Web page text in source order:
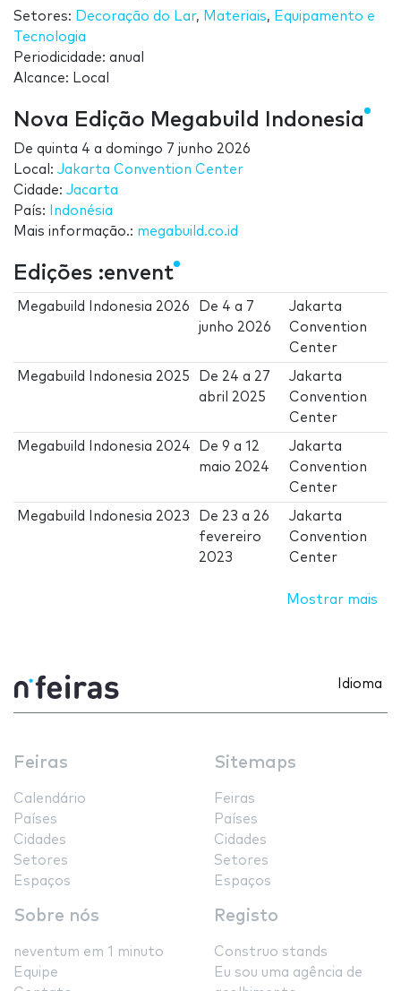
Setores: Decoração do Lar, Materiais, Equipamento e
Tecnologia
Periodicidade: anual
Alcance: Local
Nova Edição Megabuild Indonesia
De quinta 4 a domingo 7 junho 2026
Local: Jakarta Convention Center
Cidade: Jacarta
País:
Indonésia
Mais informação.: megabuild.co.id
Edições :envent
Megabuild Indonesia 2026 De 4 a 7
junho 2026
Jakarta
Convention
Center
Megabuild Indonesia 2025 De 24 a 27
abril 2025
Jakarta
Convention
Center
Megabuild Indonesia 2024 De9 a12
maio 2024
Jakarta
Convention
Center
Megabuild Indonesia 2023 De 23 a 26
fevereiro
2023
Jakarta
Convention
Center
Mostrar mais
Idioma
Feiras
Calendário
Países
Cidades
Setores
Espaços
Sitemaps
Feiras
Países
Cidades
Setores
Espaços
Sobre nós
neventum em 1 minuto
Equipe
Registo
Construo stands
Eu sou uma agência de